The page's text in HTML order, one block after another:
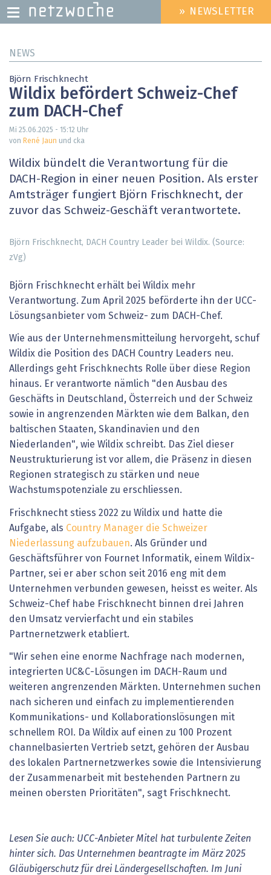
zum
HEADER
MENU
» NEWSLETTER
NEWS
Björn Frischknecht
Wildix befördert Schweiz-Chef
zum DACH-Chef
Mi 25.06.2025 - 15:12 Uhr
von René Jaun und cka
Wildix bündelt die Verantwortung für die
DACH-Region in einer neuen Position. Als erster
Amtsträger fungiert Björn Frischknecht, der
zuvor das Schweiz-Geschäft verantwortete.
Björn Frischknecht, DACH Country Leader bei Wildix. (Source:
zVg)
Björn Frischknecht erhält bei Wildix mehr
Verantwortung. Zum April 2025 beförderte ihn der UCC-
Lösungsanbieter vom Schweiz- zum DACH-Chef.
Wie aus der Unternehmensmitteilung hervorgeht, schuf
Wildix die Position des DACH Country Leaders neu.
Allerdings geht Frischknechts Rolle über diese Region
hinaus. Er verantworte nämlich "den Ausbau des
Geschäfts in Deutschland, Österreich und der Schweiz
sowie in angrenzenden Märkten wie dem Balkan, den
baltischen Staaten, Skandinavien und den
Niederlanden", wie Wildix schreibt. Das Ziel dieser
Neustrukturierung ist vor allem, die Präsenz in diesen
Regionen strategisch zu stärken und neue
Wachstumspotenziale zu erschliessen.
Frischknecht stiess 2022 zu Wildix und hatte die
Aufgabe, als Country Manager die Schweizer
Niederlassung aufzubauen. Als Gründer und
Geschäftsführer von Fournet Informatik, einem Wildix-
Partner, sei er aber schon seit 2016 eng mit dem
Unternehmen verbunden gewesen, heisst es weiter. Als
Schweiz-Chef habe Frischknecht binnen drei Jahren
den Umsatz vervierfacht und ein stabiles
Partnernetzwerk etabliert.
"Wir sehen eine enorme Nachfrage nach modernen,
integrierten UC&C-Lösungen im DACH-Raum und
weiteren angrenzenden Märkten. Unternehmen suchen
nach sicheren und einfach zu implementierenden
Kommunikations- und Kollaborationslösungen mit
schnellem ROI. Da Wildix auf einen zu 100 Prozent
channelbasierten Vertrieb setzt, gehören der Ausbau
des lokalen Partnernetzwerkes sowie die Intensivierung
der Zusammenarbeit mit bestehenden Partnern zu
meinen obersten Prioritäten", sagt Frischknecht.
Lesen Sie auch: UCC-Anbieter Mitel hat turbulente Zeiten
hinter sich. Das Unternehmen beantragte im März 2025
Gläubigerschutz für drei Ländergesellschaften. Im Juni